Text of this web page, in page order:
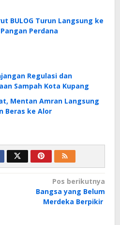
BULOG Turun Langsung ke
Perdana
Regulasi dan
Sampah Kota Kupang
Mentan Amran Langsung
Beras ke Alor
Pos berikutnya
Bangsa yang Belum
Merdeka Berpikir